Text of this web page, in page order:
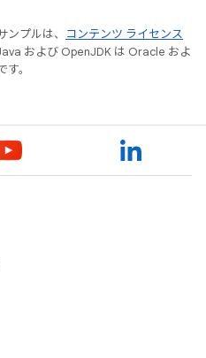
プルは、
コンテンツ ライセンス
および OpenJDK は Oracle およ
。